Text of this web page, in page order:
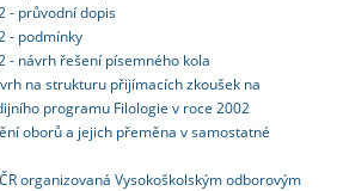
- průvodní dopis
- podmínky
- návrh řešení písemného kola
na strukturu přijímacích zkoušek na
programu Filologie v roce 2002
oborů a jejich přeměna v samostatné
organizovaná Vysokoškolským odborovým